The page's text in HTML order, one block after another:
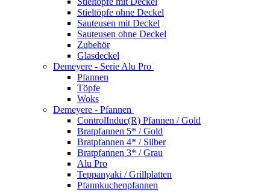
Stieltöpfe ohne Deckel
Sauteusen mit Deckel
Sauteusen ohne Deckel
Zubehör
Glasdeckel
Demeyere - Serie Alu Pro
Pfannen
Töpfe
Woks
Demeyere - Pfannen
ControlInduc(R) Pfannen / Gold
Bratpfannen 5* / Gold
Bratpfannen 4* / Silber
Bratpfannen 3* / Grau
Alu Pro
Teppanyaki / Grillplatten
Pfannkuchenpfannen